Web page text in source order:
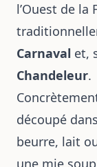
l’Ouest de la
Carnaval et,
Chandeleur.
découpé
beurre, lait
une mie